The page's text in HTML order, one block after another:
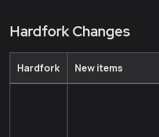
Hardfork Changes
Hardfork New items